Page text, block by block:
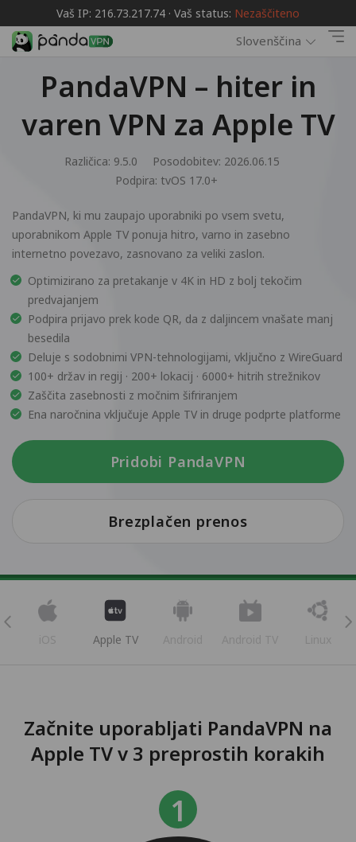
Vaš IP: 216.73.217.74 · Vaš status: Nezaščiteno
Slovenščina
PandaVPN – hiter in
varen VPN za Apple TV
Različica: 9.5.0
Posodobitev: 2026.06.15
Podpira: tvOS 17.0+
PandaVPN, ki mu zaupajo uporabniki po vsem svetu,
uporabnikom Apple TV ponuja hitro, varno in zasebno
internetno povezavo, zasnovano za veliki zaslon.
Optimizirano za pretakanje v 4K in HD z bolj tekočim
predvajanjem
Podpira prijavo prek kode QR, da z daljincem vnašate manj
besedila
Deluje s sodobnimi VPN-tehnologijami, vključno z WireGuard
100+ držav in regij · 200+ lokacij · 6000+ hitrih strežnikov
Zaščita zasebnosti z močnim šifriranjem
Ena naročnina vključuje Apple TV in druge podprte platforme
Pridobi PandaVPN
Brezplačen prenos
iOS Apple TV Android Android TV Linux
Začnite uporabljati PandaVPN na
Apple TV v 3 preprostih korakih